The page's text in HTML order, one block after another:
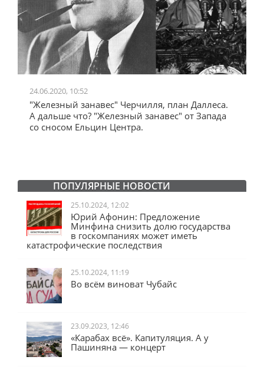
24.06.2020, 10:52
"Железный занавес" Черчилля, план Даллеса.
А дальше что? "Железный занавес" от Запада
со сносом Ельцин Центра.
ПОПУЛЯРНЫЕ НОВОСТИ
25.10.2024, 12:02
Юрий Афонин: Предложение
Минфина снизить долю государства
в госкомпаниях может иметь
катастрофические последствия
25.10.2024, 11:19
Во всём виноват Чубайс
23.09.2023, 12:46
«Карабах всё». Капитуляция. А у
Пашиняна — концерт